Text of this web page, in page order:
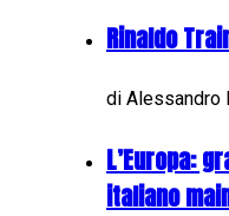
Rinaldo
di Alessandro
L’Europa:
italiano